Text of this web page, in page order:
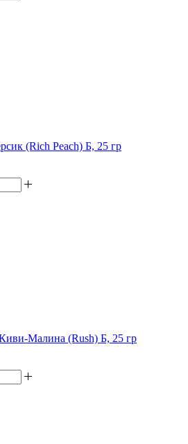
(Rich Peach) Б, 25 гр
Малина (Rush) Б, 25 гр